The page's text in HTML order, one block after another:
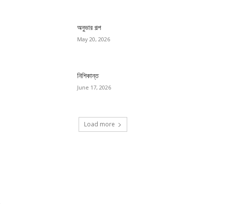
অনুভার গল্প
May 20, 2026
নিশিকান্ত
June 17, 2026
Load more